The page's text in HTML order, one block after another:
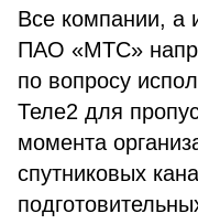
Все компании,
ПАО «МТС»
по вопросу
Теле2 для
момента
спутниковых